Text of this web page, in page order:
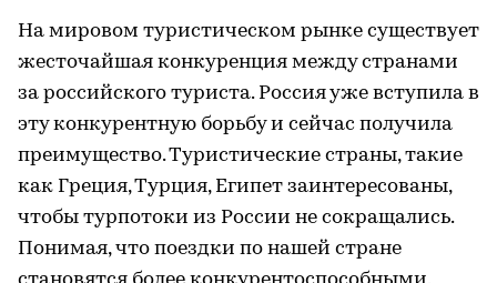
На мировом туристическом рынке существует
жесточайшая конкуренция между странами
за российского туриста. Россия уже вступила в
эту конкурентную борьбу и сейчас получила
преимущество. Туристические страны, такие
как Греция, Турция, Египет заинтересованы,
чтобы турпотоки из России не сокращались.
Понимая, что поездки по нашей стране